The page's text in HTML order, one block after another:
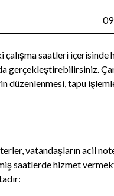
saatleri
gerçekleştirebilirsiniz.
düzenlenmesi, tapu
vatandaşların acil
saatlerde hizmet